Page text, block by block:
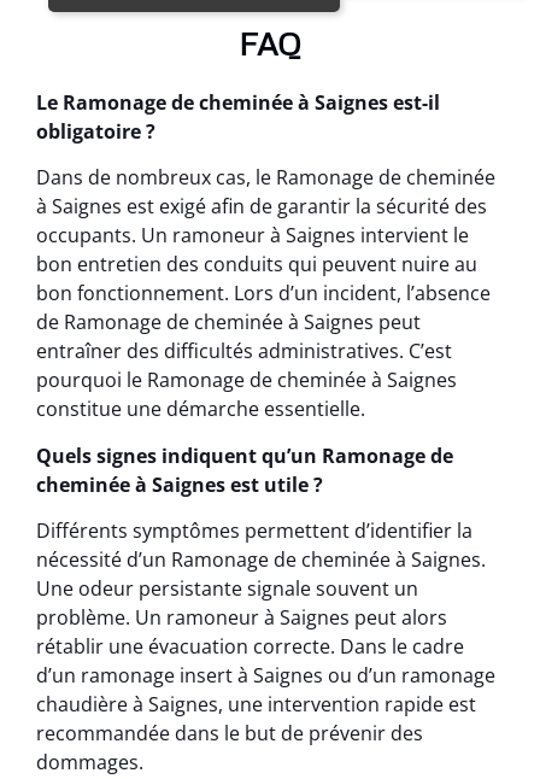
FAQ
Le Ramonage de cheminée à Saignes est-il
obligatoire ?
Dans de nombreux cas, le Ramonage de cheminée
à Saignes est exigé afin de garantir la sécurité des
occupants. Un ramoneur à Saignes intervient le
bon entretien des conduits qui peuvent nuire au
bon fonctionnement. Lors d’un incident, l’absence
de Ramonage de cheminée à Saignes peut
entraîner des difficultés administratives. C’est
pourquoi le Ramonage de cheminée à Saignes
constitue une démarche essentielle.
Quels signes indiquent qu’un Ramonage de
cheminée à Saignes est utile ?
Différents symptômes permettent d’identifier la
nécessité d’un Ramonage de cheminée à Saignes.
Une odeur persistante signale souvent un
problème. Un ramoneur à Saignes peut alors
rétablir une évacuation correcte. Dans le cadre
d’un ramonage insert à Saignes ou d’un ramonage
chaudière à Saignes, une intervention rapide est
recommandée dans le but de prévenir des
dommages.